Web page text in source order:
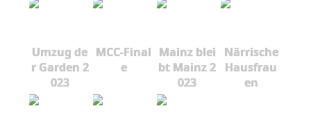
Umzug de
r Garden 2
023
MCC-Final
e
Mainz blei
bt Mainz 2
023
Närrische
Hausfrau
en